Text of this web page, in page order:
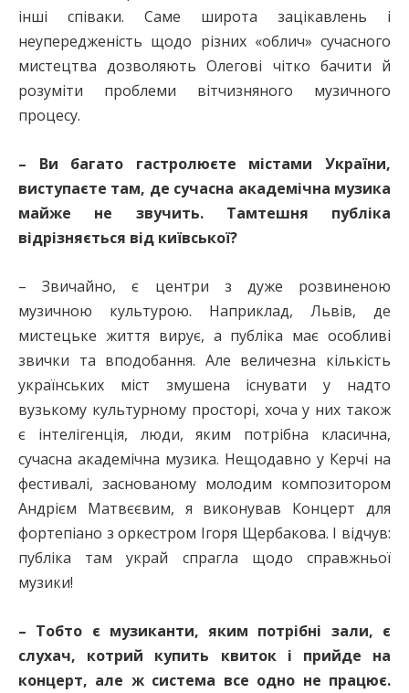
інші співаки. Саме широта зацікавлень і
неупередженість щодо різних «облич» сучасного
мистецтва дозволяють Олегові чітко бачити й
розуміти проблеми вітчизняного музичного
процесу.
– Ви багато гастролюєте містами України,
виступаєте там, де сучасна академічна музика
майже не звучить. Тамтешня публіка
відрізняється від київської?
– Звичайно, є центри з дуже розвиненою
музичною культурою. Наприклад, Львів, де
мистецьке життя вирує, а публіка має особливі
звички та вподобання. Але величезна кількість
українських міст змушена існувати у надто
вузькому культурному просторі, хоча у них також
є інтелігенція, люди, яким потрібна класична,
сучасна академічна музика. Нещодавно у Керчі на
фестивалі, заснованому молодим композитором
Андрієм Матвєєвим, я виконував Концерт для
фортепіано з оркестром Ігоря Щербакова. І відчув:
публіка там украй спрагла щодо справжньої
музики!
– Тобто є музиканти, яким потрібні зали, є
слухач, котрий купить квиток і прийде на
концерт, але ж система все одно не працює.